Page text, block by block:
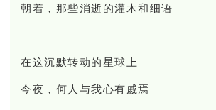
朝着，那些消逝的灌木和细语
在这沉默转动的星球上
今夜，何人与我心有戚焉